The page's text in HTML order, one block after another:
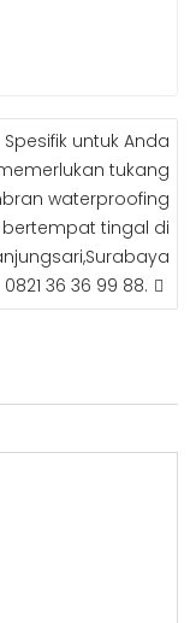
blSpesifik untuk Anda
tukang
waterproofing
tingal di
0821 36 36 99 88.